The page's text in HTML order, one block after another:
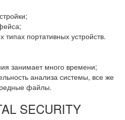
типах портативных устройств.
занимает много времени;
анализа системы, все же
файлы.
SECURITY